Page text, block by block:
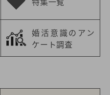
婚活意識のアン
ケート調査